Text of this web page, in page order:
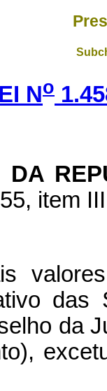
No
DA
item
das
da